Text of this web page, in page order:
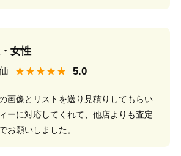
女性
★★★★★
画像とリストを送り見積りしてもらい
ーに対応してくれて、他店よりも査定
お願いしました。